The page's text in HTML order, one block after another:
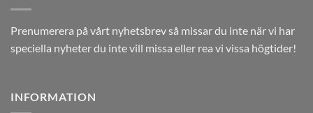
Prenumerera på vårt nyhetsbrev så missar du inte när vi har
speciella nyheter du inte vill missa eller rea vi vissa högtider!
INFORMATION